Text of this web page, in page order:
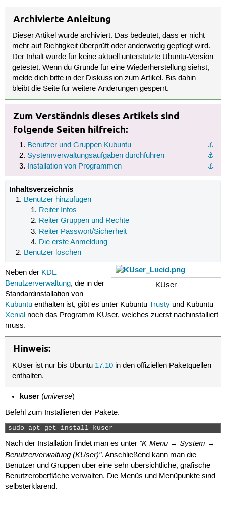
Archivierte Anleitung
Dieser Artikel wurde archiviert. Das bedeutet, dass er nicht
mehr auf Richtigkeit überprüft oder anderweitig gepflegt wird.
Der Inhalt wurde für keine aktuell unterstützte Ubuntu-Version
getestet. Wenn du Gründe für eine Wiederherstellung siehst,
melde dich bitte in der Diskussion zum Artikel. Bis dahin
bleibt die Seite für weitere Änderungen gesperrt.
Zum Verständnis dieses Artikels sind
folgende Seiten hilfreich:
⚓︎
Benutzer und Gruppen Kubuntu
⚓︎
Systemverwaltungsaufgaben durchführen
⚓︎
Installation von Programmen
Inhaltsverzeichnis
Benutzer hinzufügen
Reiter Infos
Reiter Gruppen und Rechte
Reiter Passwort/Sicherheit
Die erste Anmeldung
Benutzer löschen
KUser
Neben der KDE-
Benutzerverwaltung, die in der
Standardinstallation von
Kubuntuenthalten ist, gibt es unter Kubuntu Trustyund Kubuntu
Xenial noch das Programm KUser, welches zuerst nachinstalliert
muss.
Hinweis:
KUser ist nur bis Ubuntu 17.10 in den offiziellen Paketquellen
enthalten.
kuser (universe)
Befehl zum Installieren der Pakete:
sudo apt-get install kuser
Nach der Installation findet man es unter "K-Menü → System →
Benutzerverwaltung (KUser)". Anschließend kann man die
Benutzer und Gruppen über eine sehr übersichtliche, grafische
Benutzeroberfläche verwalten. Die Menüs und Menüpunkte sind
selbsterklärend.